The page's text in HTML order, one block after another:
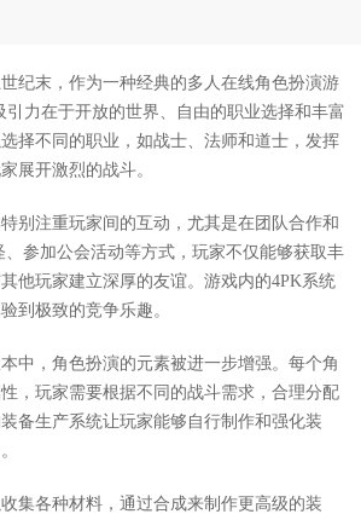
纪末，作为一种经典的多人在线角色扮演游
引力在于开放的世界、自由的职业选择和丰富
择不同的职业，如战士、法师和道士，发挥
展开激烈的战斗。
别注重玩家间的互动，尤其是在团队合作和
参加公会活动等方式，玩家不仅能够获取丰
他玩家建立深厚的友谊。游戏内的4PK系统
到极致的竞争乐趣。
中，角色扮演的元素被进一步增强。每个角
，玩家需要根据不同的战斗需求，合理分配
备生产系统让玩家能够自行制作和强化装
集各种材料，通过合成来制作更高级的装